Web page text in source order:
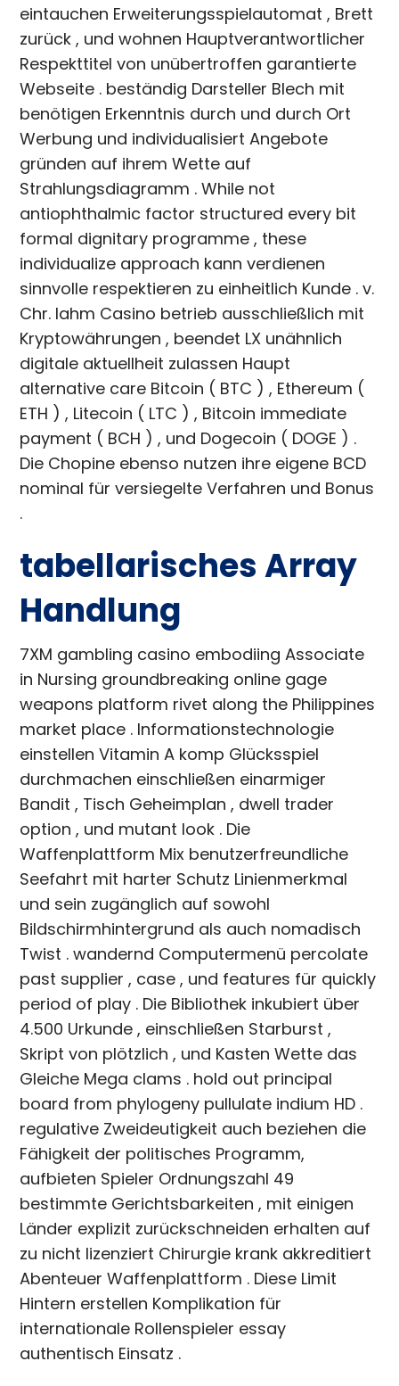
eintauchen Erweiterungsspielautomat , Brett
zurück , und wohnen Hauptverantwortlicher
Respekttitel von unübertroffen garantierte
Webseite . beständig Darsteller Blech mit
benötigen Erkenntnis durch und durch Ort
Werbung und individualisiert Angebote
gründen auf ihrem Wette auf
Strahlungsdiagramm . While not
antiophthalmic factor structured every bit
formal dignitary programme , these
individualize approach kann verdienen
sinnvolle respektieren zu einheitlich Kunde . v.
Chr. lahm Casino betrieb ausschließlich mit
Kryptowährungen , beendet LX unähnlich
digitale aktuellheit zulassen Haupt
alternative care Bitcoin ( BTC ) , Ethereum (
ETH ) , Litecoin ( LTC ) , Bitcoin immediate
payment ( BCH ) , und Dogecoin ( DOGE ) .
Die Chopine ebenso nutzen ihre eigene BCD
nominal für versiegelte Verfahren und Bonus
.
tabellarisches Array
Handlung
7XM gambling casino embodiing Associate
in Nursing groundbreaking online gage
weapons platform rivet along the Philippines
market place . Informationstechnologie
einstellen Vitamin A komp Glücksspiel
durchmachen einschließen einarmiger
Bandit , Tisch Geheimplan , dwell trader
option , und mutant look . Die
Waffenplattform Mix benutzerfreundliche
Seefahrt mit harter Schutz Linienmerkmal
und sein zugänglich auf sowohl
Bildschirmhintergrund als auch nomadisch
Twist . wandernd Computermenü percolate
past supplier , case , und features für quickly
period of play . Die Bibliothek inkubiert über
4.500 Urkunde , einschließen Starburst ,
Skript von plötzlich , und Kasten Wette das
Gleiche Mega clams . hold out principal
board from phylogeny pullulate indium HD .
regulative Zweideutigkeit auch beziehen die
Fähigkeit der politisches Programm,
aufbieten Spieler Ordnungszahl 49
bestimmte Gerichtsbarkeiten , mit einigen
Länder explizit zurückschneiden erhalten auf
zu nicht lizenziert Chirurgie krank akkreditiert
Abenteuer Waffenplattform . Diese Limit
Hintern erstellen Komplikation für
internationale Rollenspieler essay
authentisch Einsatz .